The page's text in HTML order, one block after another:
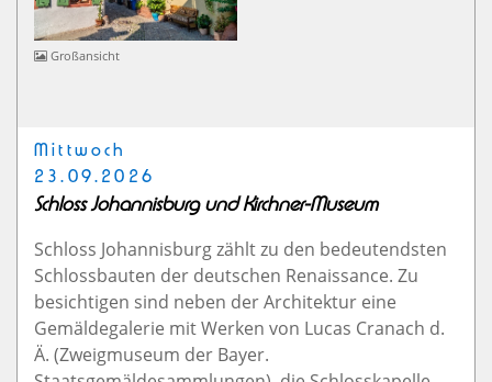
Großansicht
Mittwoch
23.09.2026
Schloss Johannisburg und Kirchner-Museum
Schloss Johannisburg zählt zu den bedeutendsten
Schlossbauten der deutschen Renaissance. Zu
besichtigen sind neben der Architektur eine
Gemäldegalerie mit Werken von Lucas Cranach d.
Ä. (Zweigmuseum der Bayer.